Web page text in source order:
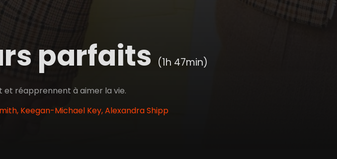
parfaits (1h 47min)
et réapprennent à aimer la vie.
Keegan-Michael Key, Alexandra Shipp